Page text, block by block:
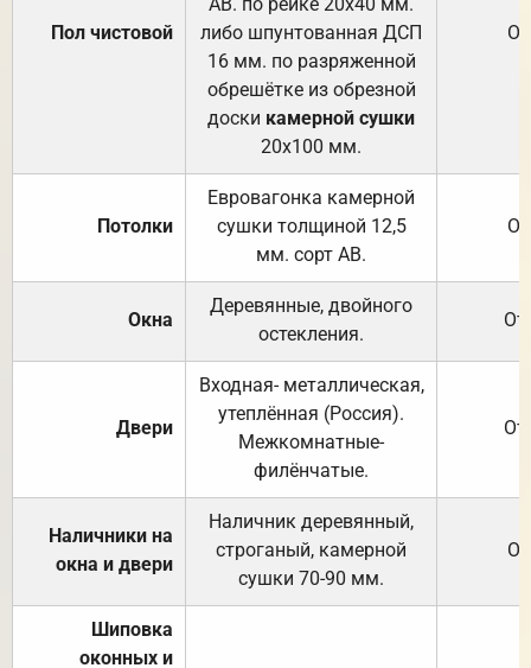
Пол чистовой
либо шпунтованная ДСП
16 мм. по разряженной
обрешётке из обрезной
доски камерной сушки
20х100 мм.
Потолки
Евровагонка камерной
сушки толщиной 12,5
мм. сорт АВ.
Окна
Деревянные, двойного
остекления.
Двери
Входная- металлическая,
утеплённая (Россия).
Межкомнатные-
филёнчатые.
Наличники на
окна и двери
Наличник деревянный,
строганый, камерной
сушки 70-90 мм.
Шиповка
оконных и